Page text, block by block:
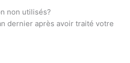
non utilisés?
dernier après avoir traité votre